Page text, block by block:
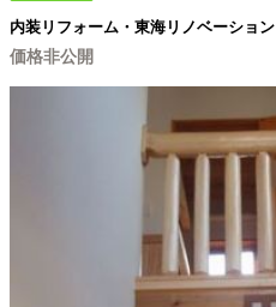
内装リフォーム・東海リノベーション
価格非公開